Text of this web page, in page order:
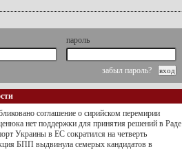
пароль
забыл пароль?
соглашение о сирийском перемирии
нет поддержки для принятия решений в Раде
Украины в ЕС сократился на четверть
БПП выдвинула семерых кандидатов в